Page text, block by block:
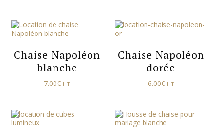
Chaise Napoléon
blanche
7.00€ HT
Chaise Napoléon
dorée
6.00€ HT